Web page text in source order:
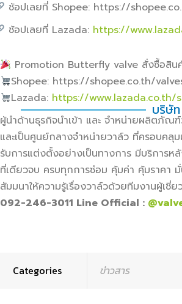
ช้อปเลยที่ Shopee: https://
ช้อปเลยที่ Lazada: https://
Promotion Butterfly valve สั่งซื้อสิน
Shopee: https://shopee.co.th/
Lazada: https://www.lazada.co.th/
บริษั
ผู้นำด้านธุรกิจนำเข้า และ จำหน่ายผลิตภัณ
และเป็นศูนย์กลางจำหน่ายวาล์ว ที่ครอบคลุ
รับการแต่งตั้งอย่างเป็นทางการ มีบริการห
ที่เดียวจบ ครบทุกการซ่อม คุ้มค่า คุ้มราคา
สัมมนาให้ความรู้เรื่องวาล์วด้วยทีมงานผู้เชี่
092-246-3011 Line Official :
Categories ข่าวสาร